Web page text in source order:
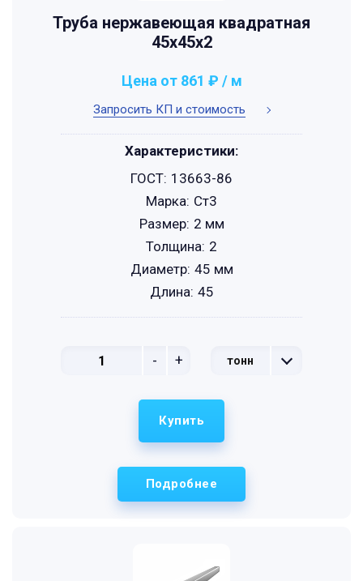
Труба нержавеющая квадратная
45х45х2
Запросить КП и стоимость
Цена от 861 ₽ / м
- + тонн
Характеристики:
ГОСТ: 13663-86
Марка: Ст3
Размер: 2 мм
Толщина: 2
Диаметр: 45 мм
Длина: 45
Подробнее
Купить